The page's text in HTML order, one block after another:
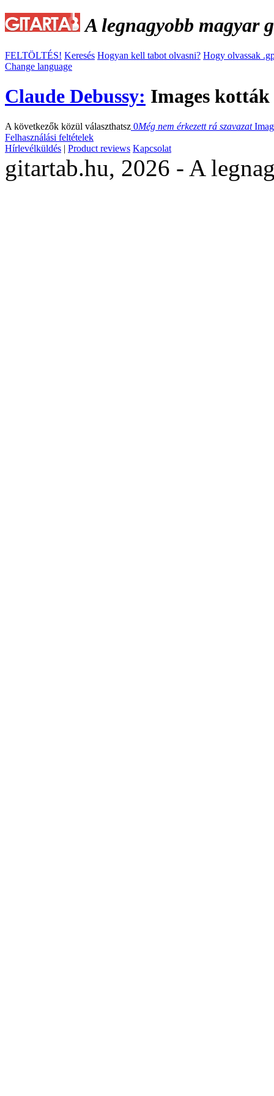
A legnagyobb magyar
FELTÖLTÉS! Keresés Hogyan kell tabot olvasni? Hogy olvassak
Change language
Claude Debussy: Images kották
A következők közül választhatsz 0Még nem érkezett rá szavazat
Felhasználási feltételek
Hírlevélküldés | Product reviews Kapcsolat
gitartab.hu, 2026 - A